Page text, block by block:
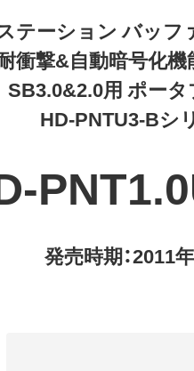
テーション バッフ
衝撃&自動暗号化
SB3.0&2.0用 ポー
HD-PNTU3-Bシ
発売時期：2011